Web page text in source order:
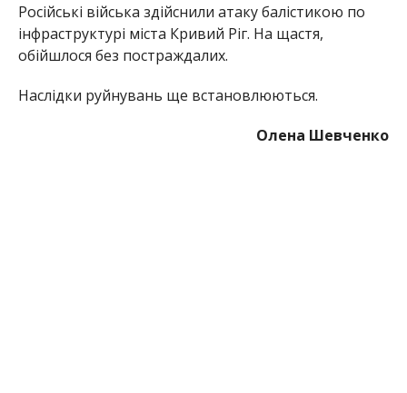
Російські війська здійснили атаку балістикою по
інфраструктурі міста Кривий Ріг. На щастя,
обійшлося без постраждалих.
Наслідки руйнувань ще встановлюються.
Олена Шевченко